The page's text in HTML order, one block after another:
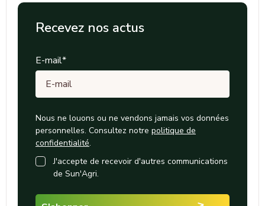
Recevez nos actus
E-mail*
Nous ne louons ou ne vendons jamais vos données
personnelles. Consultez notre politique de
confidentialité.
J'accepte de recevoir d'autres communications
de Sun'Agri.